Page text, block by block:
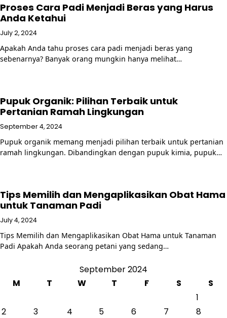
Proses Cara Padi Menjadi Beras yang Harus
Anda Ketahui
July 2, 2024
Apakah Anda tahu proses cara padi menjadi beras yang
sebenarnya? Banyak orang mungkin hanya melihat…
Pupuk Organik: Pilihan Terbaik untuk
Pertanian Ramah Lingkungan
September 4, 2024
Pupuk organik memang menjadi pilihan terbaik untuk pertanian
ramah lingkungan. Dibandingkan dengan pupuk kimia, pupuk…
Tips Memilih dan Mengaplikasikan Obat Hama
untuk Tanaman Padi
July 4, 2024
Tips Memilih dan Mengaplikasikan Obat Hama untuk Tanaman
Padi Apakah Anda seorang petani yang sedang…
September 2024
M
T W T F S
S
1
2
3 4 5 6 7
8